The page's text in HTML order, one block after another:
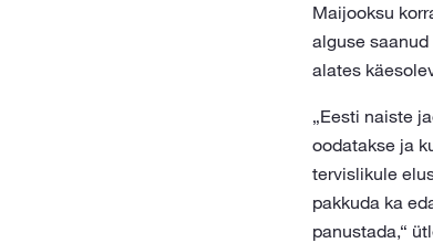
Maijooksu
alguse
alates
„Eesti naiste
oodatakse ja
tervislikule
pakkuda ka
panustada,“